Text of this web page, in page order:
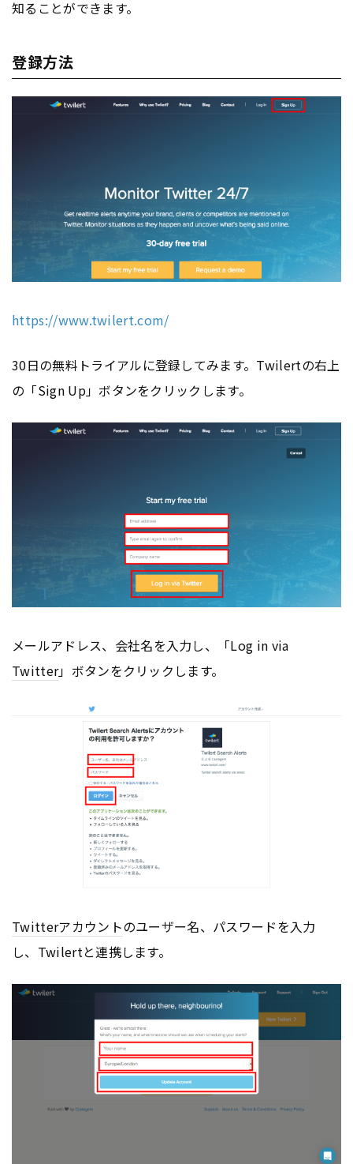
知ることができます。
登録方法
https://www.twilert.com/
30日の無料トライアルに登録してみます。Twilertの右上
の「Sign Up」ボタンをクリックします。
メールアドレス、会社名を入力し、「Log in via
Twitter」ボタンをクリックします。
Twitterアカウントのユーザー名、パスワードを入力
し、Twilertと連携します。